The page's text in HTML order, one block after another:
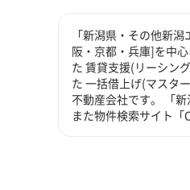
「新潟県・その他新
阪・京都・兵庫]を中
た 賃貸支援(リーシン
た 一括借上げ(マスタ
不動産会社です。 「
また物件検索サイト「